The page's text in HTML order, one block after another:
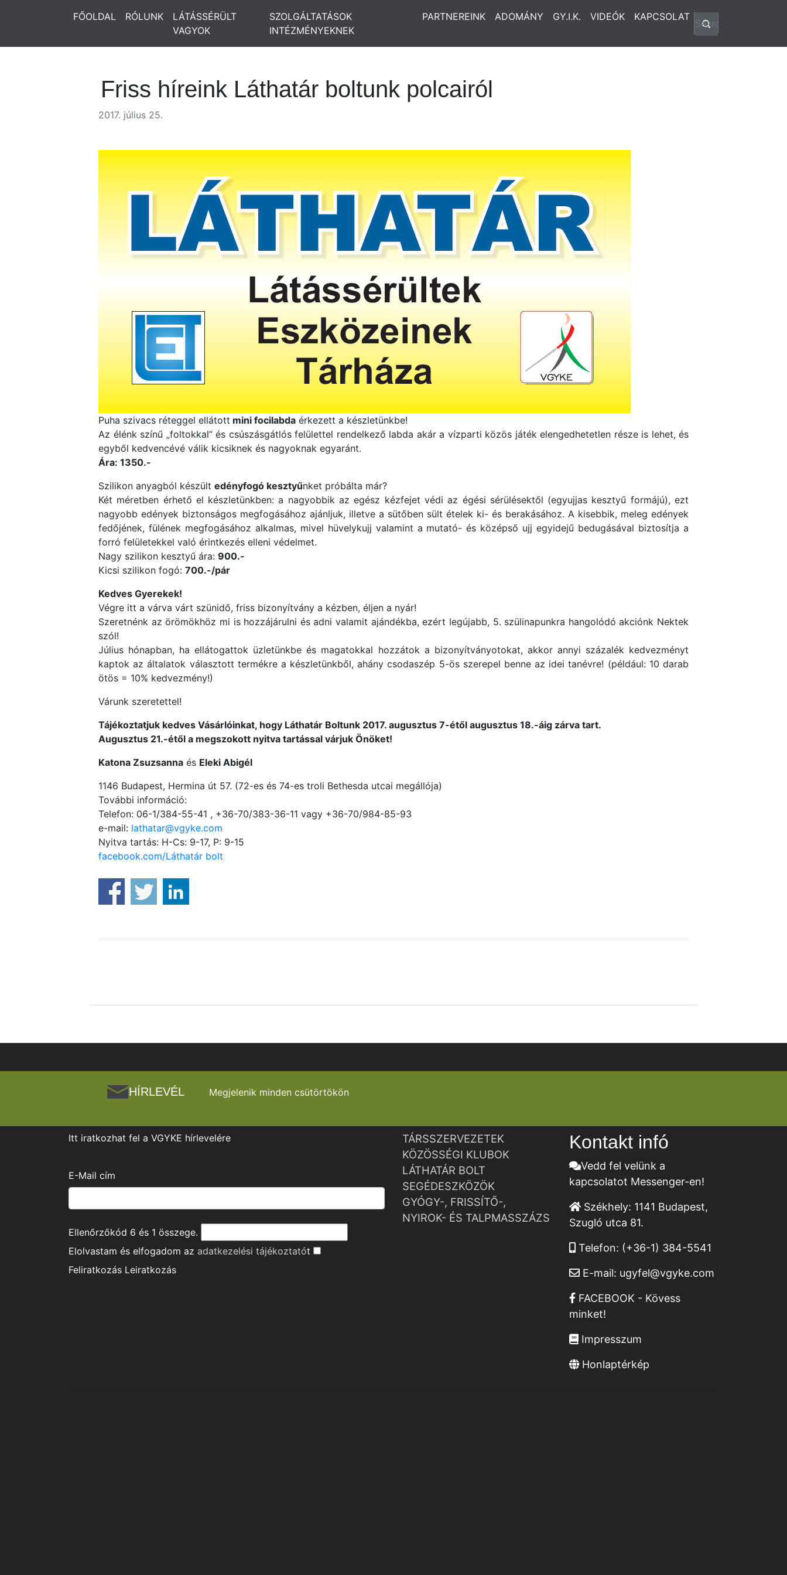
FŐOLDAL RÓLUNK
LÁTÁSSÉRÜLT
VAGYOK
SZOLGÁLTATÁSOK
INTÉZMÉNYEKNEK
PARTNEREINK ADOMÁNY GY.I.K. VIDEÓK KAPCSOLAT
Friss híreink Láthatár boltunk polcairól
2017. július 25.
Puha szivacs réteggel ellátott mini focilabda érkezett a készletünkbe!
Az élénk színű „foltokkal” és csúszásgátlós felülettel rendelkező labda akár a vízparti közös játék elengedhetetlen része is lehet, és
egyből kedvencévé válik kicsiknek és nagyoknak egyaránt.
Ára: 1350.-
Szilikon anyagból készült edényfogó kesztyűnket próbálta már?
Két méretben érhető el készletünkben: a nagyobbik az egész kézfejet védi az égési sérülésektől (egyujjas kesztyű formájú), ezt
nagyobb edények biztonságos megfogásához ajánljuk, illetve a sütőben sült ételek ki- és berakásához. A kisebbik, meleg edények
fedőjének, fülének megfogásához alkalmas, mivel hüvelykujj valamint a mutató- és középső ujj egyidejű bedugásával biztosítja a
forró felületekkel való érintkezés elleni védelmet.
Nagy szilikon kesztyű ára: 900.-
Kicsi szilikon fogó: 700.-/pár
Kedves Gyerekek!
Végre itt a várva várt szünidő, friss bizonyítvány a kézben, éljen a nyár!
Szeretnénk az örömökhöz mi is hozzájárulni és adni valamit ajándékba, ezért legújabb, 5. szülinapunkra hangolódó akciónk Nektek
szól!
Július hónapban, ha ellátogattok üzletünkbe és magatokkal hozzátok a bizonyítványotokat, akkor annyi százalék kedvezményt
kaptok az általatok választott termékre a készletünkből, ahány csodaszép 5-ös szerepel benne az idei tanévre! (például: 10 darab
ötös = 10% kedvezmény!)
Várunk szeretettel!
Tájékoztatjuk kedves Vásárlóinkat, hogy Láthatár Boltunk 2017. augusztus 7-étől augusztus 18.-áig zárva tart.
Augusztus 21.-étől a megszokott nyitva tartással várjuk Önöket!
Katona Zsuzsanna és Eleki Abigél
1146 Budapest, Hermina út 57. (72-es és 74-es troli Bethesda utcai megállója)
További információ:
Telefon: 06-1/384-55-41 , +36-70/383-36-11 vagy +36-70/984-85-93
e-mail: lathatar@vgyke.com
Nyitva tartás: H-Cs: 9-17, P: 9-15
facebook.com/Láthatár bolt
HÍRLEVÉL Megjelenik minden csütörtökön
Itt iratkozhat fel a VGYKE hírlevelére
E-Mail cím
Ellenőrzőkód 6 és 1 összege.
Elolvastam és elfogadom az adatkezelési tájékoztatót
Feliratkozás Leiratkozás
TÁRSSZERVEZETEK
KÖZÖSSÉGI KLUBOK
LÁTHATÁR BOLT
SEGÉDESZKÖZÖK
GYÓGY-, FRISSÍTŐ-,
NYIROK- ÉS TALPMASSZÁZS
Kontakt infó
Vedd fel velünk a
kapcsolatot Messenger-en!
Székhely: 1141 Budapest,
Szugló utca 81.
Telefon: (+36-1) 384-5541
E-mail: ugyfel@vgyke.com
FACEBOOK - Kövess
minket!
Impresszum
Honlaptérkép